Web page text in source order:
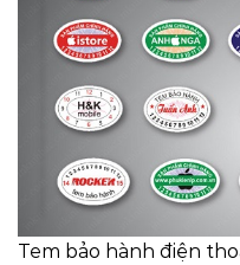
Tem bảo hành điện